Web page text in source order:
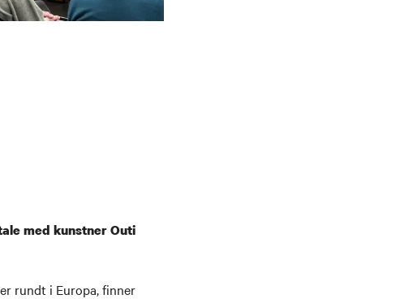
med kunstner Outi
rundt i Europa, finner